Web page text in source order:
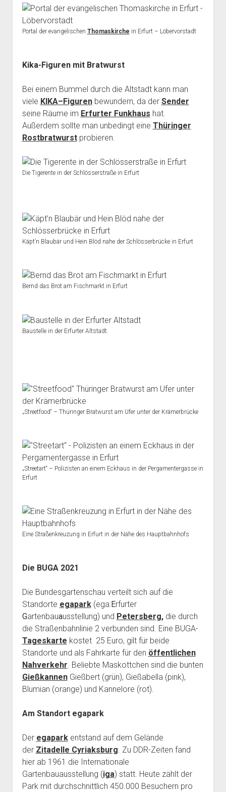
Portal der evangelischen Thomaskirche in Erfurt – Löbervorstadt
Kika-Figuren mit Bratwurst
Bei einem Bummel durch die Altstadt kann man
viele KIKA– Figurenbewundern, da der Sender
seine Räume im Erfurter Funkhaus hat.
Außerdem sollte man unbedingt eine Thüringer
Rostbratwurstprobieren.
Die Tigerente in der Schlösserstraße in Erfurt
Käpt’n Blaubär und Hein Blöd nahe der Schlösserbrücke in Erfurt
Bernd das Brot am Fischmarkt in Erfurt
Baustelle in der Erfurter Altstadt.
„Streetfood“ – Thüringer Bratwurst am Ufer unter der Krämerbrücke
„Streetart“ – Polizisten an einem Eckhaus in der Pergamentergasse in
Erfurt
Eine Straßenkreuzung in Erfurt in der Nähe des Hauptbahnhofs
Die BUGA 2021
Die Bundesgartenschau verteilt sich auf die
Standorte egapark(ega:Erfurter
Gartenbauausstellung) und Petersberg,die durch
die Straßenbahnlinie 2 verbunden sind. Eine BUGA-
Tageskarte kostet 25 Euro, gilt für beide
Standorte und als Fahrkarte für den öffentlichen
Nahverkehr. Beliebte Maskottchen sind die bunten
GießkannenGießbert (grün), Gießabella (pink),
Blumian (orange) und Kannelore (rot).
Am Standort egapark
Der egaparkentstand auf dem Gelände
der Zitadelle Cyriaksburg. Zu DDR-Zeiten fand
hier ab 1961 die Internationale
Gartenbauausstellung (iga) statt. Heute zählt der
Park mit durchschnittlich 450.000 Besuchern pro